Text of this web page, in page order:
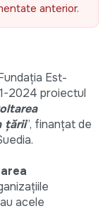
anterior.
Est-
2024 proiectul
țării”, finanțat de
acele